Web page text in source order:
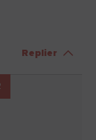
Replier